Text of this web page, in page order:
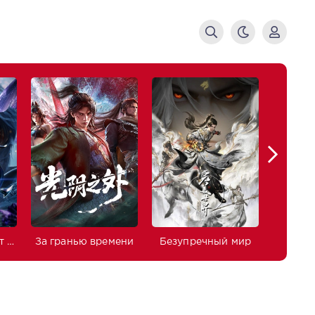
Боевой континент 2: Непревзойдённый клан Тан За гранью времени Безупречный мир